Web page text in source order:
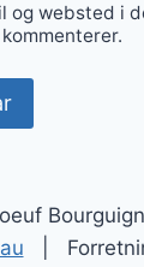
og websted i
|